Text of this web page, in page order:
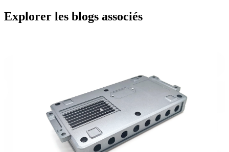
Explorer les blogs associés